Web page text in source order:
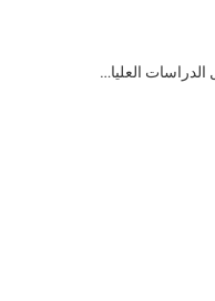
الدراسات العليا…